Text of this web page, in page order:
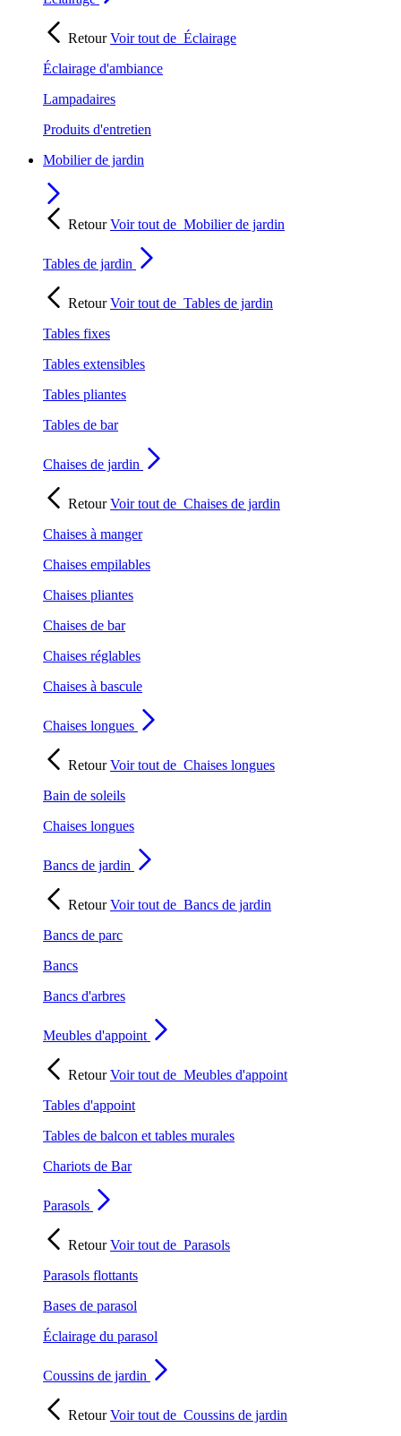
RetourVoir tout de Éclairage
Éclairage d'ambiance
Lampadaires
Produits d'entretien
Mobilier de jardin
RetourVoir tout de Mobilier de jardin
Tables de jardin
RetourVoir tout de Tables de jardin
Tables fixes
Tables extensibles
Tables pliantes
Tables de bar
Chaises de jardin
RetourVoir tout de Chaises de jardin
Chaises à manger
Chaises empilables
Chaises pliantes
Chaises de bar
Chaises réglables
Chaises à bascule
Chaises longues
RetourVoir tout de Chaises longues
Bain de soleils
Chaises longues
Bancs de jardin
RetourVoir tout de Bancs de jardin
Bancs de parc
Bancs
Bancs d'arbres
Meubles d'appoint
RetourVoir tout de Meubles d'appoint
Tables d'appoint
Tables de balcon et tables murales
Chariots de Bar
Parasols
RetourVoir tout de Parasols
Parasols flottants
Bases de parasol
Éclairage du parasol
Coussins de jardin
RetourVoir tout de Coussins de jardin